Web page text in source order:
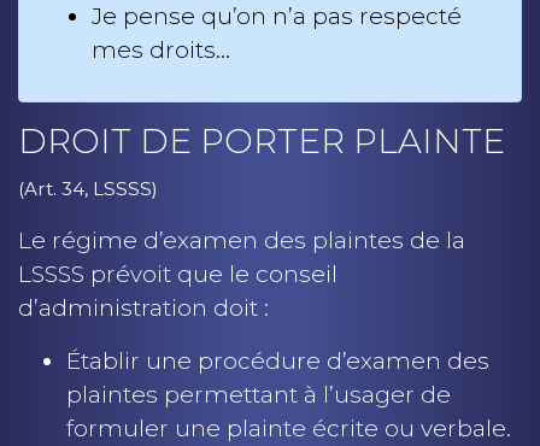
Je pense qu’on n’a pas respecté
mes droits…
DROIT DE PORTER PLAINTE
(Art. 34, LSSSS)
Le régime d’examen des plaintes de la
LSSSS prévoit que le conseil
d’administration doit :
Établir une procédure d’examen des
plaintes permettant à l’usager de
formuler une plainte écrite ou verbale.